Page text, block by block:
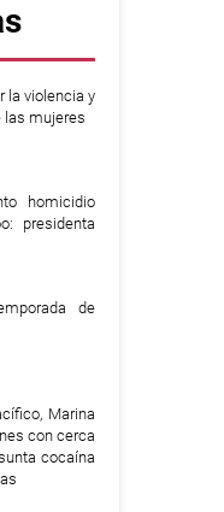
la violencia y
las mujeres
homicidio
presidenta
de
Marina
con cerca
cocaína